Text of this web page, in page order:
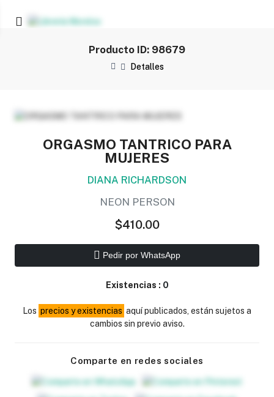
Producto ID: 98679
Detalles
ORGASMO TANTRICO PARA
MUJERES
DIANA RICHARDSON
NEON PERSON
$410.00
Pedir por WhatsApp
Existencias : 0
Los precios y existencias aquí publicados, están sujetos a
cambios sin previo aviso.
Comparte en redes sociales